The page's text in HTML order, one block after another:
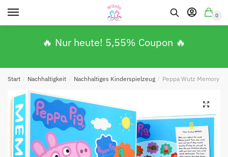
0
🔥 Nur heute! 5,55% Coupon 🔥
Start / Nachhaltigkeit / Nachhaltiges Kinderspielzeug / Peppa Wutz Memory
🔍
Absenden